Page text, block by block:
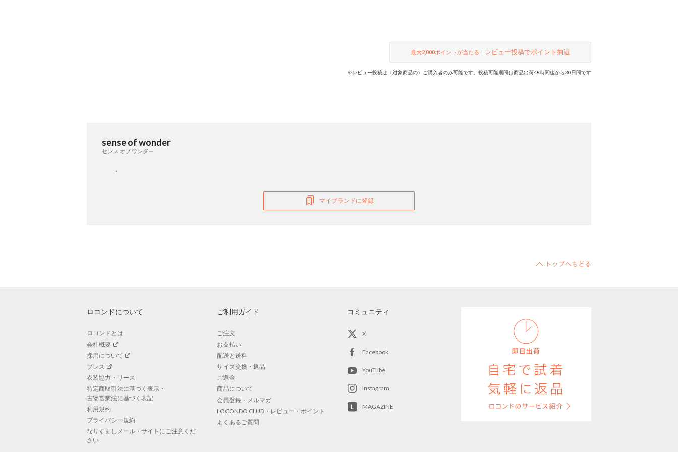
最大2,000ポイントが当たる！ レビュー投稿でポイント抽選
※レビュー投稿は（対象商品の）ご購入者のみ可能です。投稿可能期間は商品出荷48時間後から30日間です
sense of wonder
センス オブ ワンダー
マイブランドに登録
ロコンドについて
ロコンドとは
会社概要
採用について
プレス
衣装協力・リース
特定商取引法に基づく表示・
古物営業法に基づく表記
利用規約
プライバシー規約
なりすましメール・サイトにご注意くだ
さい
ご利用ガイド
ご注文
お支払い
配送と送料
サイズ交換・返品
ご返金
商品について
会員登録・メルマガ
LOCONDO CLUB・レビュー・ポイント
よくあるご質問
コミュニティ
X
Facebook
YouTube
Instagram
MAGAZINE